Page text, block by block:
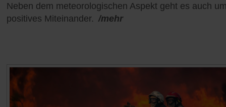
Neben dem meteorologischen Aspekt geht es auch
positives Miteinander. /mehr